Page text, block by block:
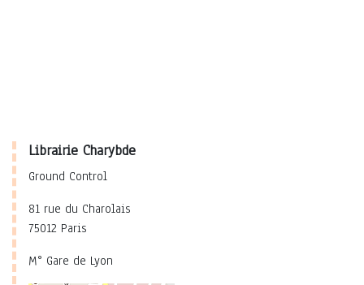
Librairie Charybde
Ground Control
81 rue du Charolais
75012 Paris
M° Gare de Lyon